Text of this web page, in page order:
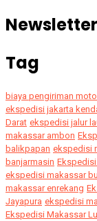
Newsletter
Tag
biaya pengiriman
ekspedisi jakarta
Darat ekspedisi jalur
makassar ambon
balikpapan ekspedisi
banjarmasin
ekspedisi makassar
makassar enrekang
Jayapura ekspedisi
Ekspedisi Makassar